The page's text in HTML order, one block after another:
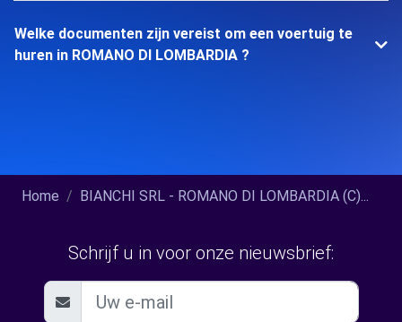
Welke documenten zijn vereist om een voertuig te
huren in ROMANO DI LOMBARDIA ?
Home BIANCHI SRL - ROMANO DI LOMBARDIA (C)...
Schrijf u in voor onze nieuwsbrief: